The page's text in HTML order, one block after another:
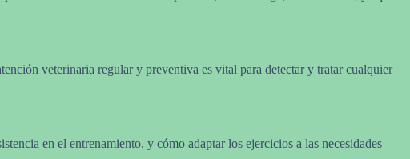
veterinaria regular y preventiva es vital para detectar y tratar cualquier
en el entrenamiento, y cómo adaptar los ejercicios a las necesidades